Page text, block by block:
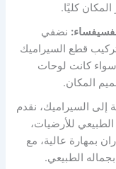
كليًا.
نضفي
قطع السيراميك
سواء كانت لوحات
المكان.
إلى السيراميك، نقدم
للأرضيات،
بمهارة عالية، مع
الطبيعي.